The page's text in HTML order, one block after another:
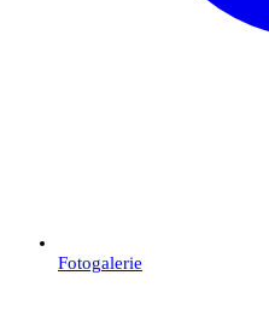
Fotogalerie